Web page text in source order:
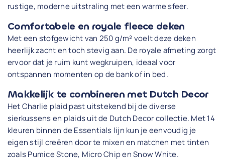
rustige, moderne uitstraling met een warme sfeer.
Comfortabele en royale fleece deken
Met een stofgewicht van 250 g/m² voelt deze deken
heerlijk zacht en toch stevig aan. De royale afmeting zorgt
ervoor dat je ruim kunt wegkruipen, ideaal voor
ontspannen momenten op de bank of in bed.
Makkelijk te combineren met Dutch Decor
Het Charlie plaid past uitstekend bij de diverse
sierkussens en plaids uit de Dutch Decor collectie. Met 14
kleuren binnen de Essentials lijn kun je eenvoudig je
eigen stijl creëren door te mixen en matchen met tinten
zoals Pumice Stone, Micro Chip en Snow White.